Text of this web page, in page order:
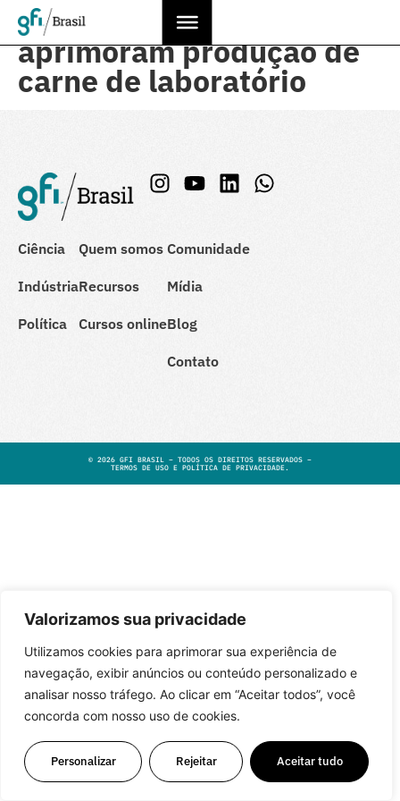
Valorizamos sua privacidade
Utilizamos cookies para aprimorar sua experiência de
navegação, exibir anúncios ou conteúdo personalizado e
analisar nosso tráfego. Ao clicar em “Aceitar todos”, você
concorda com nosso uso de cookies.
Personalizar Rejeitar Aceitar tudo
Proteínas vegetais
aprimoram produção de
carne de laboratório
Ciência
Indústria
Política
Quem somos
Recursos
Cursos online
Comunidade
Mídia
Blog
Contato
© 2026 GFI BRASIL – TODOS OS DIREITOS RESERVADOS –
TERMOS DE USO E POLÍTICA DE PRIVACIDADE .